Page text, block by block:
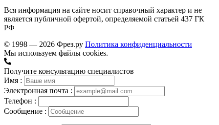
Вся информация на сайте носит справочный характер и не
является публичной офертой, определяемой статьей 437 ГК
РФ
© 1998 — 2026 Фрез.ру Политика конфиденциальности
Мы используем файлы cookies.
Получите консультацию специалистов
Имя :
Электронная почта :
Телефон :
Сообщение :